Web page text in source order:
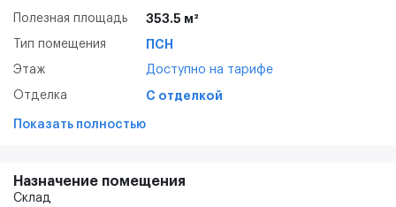
Полезная площадь 353.5 м²
Тип помещения ПСН
Этаж Доступно на тарифе
Отделка С отделкой
Показать полностью
Назначение помещения
Склад